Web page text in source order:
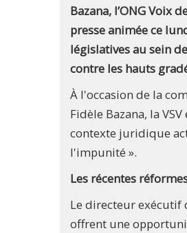
Bazana, l’ONG Voix
presse animée ce
législatives au sein
contre les hauts
À l'occasion de la
Fidèle Bazana, la
contexte juridique
l'impunité ».
Les récentes
Le directeur exécutif
offrent une